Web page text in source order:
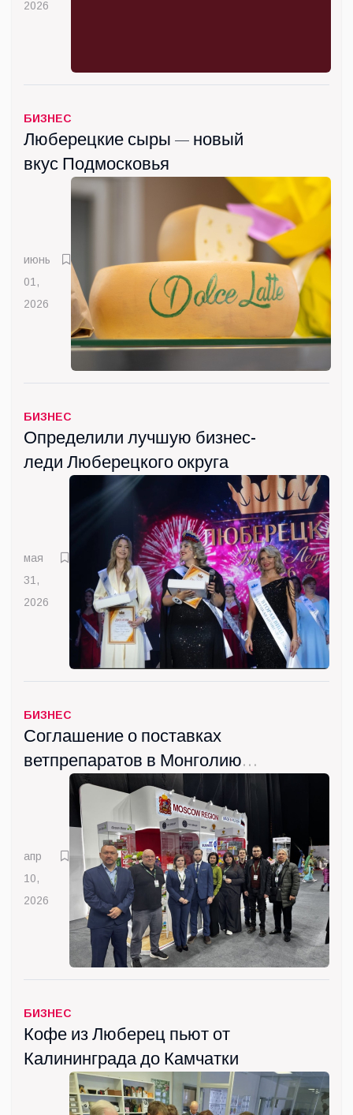
2026
БИЗНЕС
Люберецкие сыры — новый
вкус Подмосковья
июнь
01,
2026
БИЗНЕС
Определили лучшую бизнес-
леди Люберецкого округа
мая
31,
2026
БИЗНЕС
Соглашение о поставках
ветпрепаратов в Монголию
подписала Госкомпания
"ВИК" из Люберец
апр
10,
2026
БИЗНЕС
Кофе из Люберец пьют от
Калининграда до Камчатки